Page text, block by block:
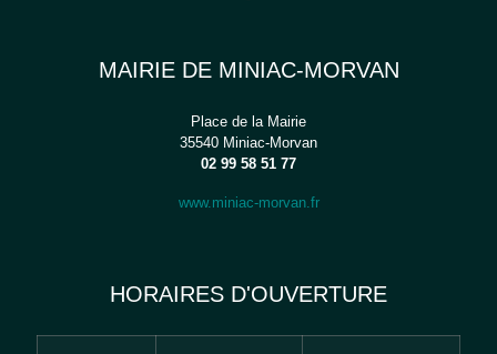
MAIRIE DE MINIAC-MORVAN
Place de la Mairie
35540 Miniac-Morvan
02 99 58 51 77
www.miniac-morvan.fr
HORAIRES D'OUVERTURE